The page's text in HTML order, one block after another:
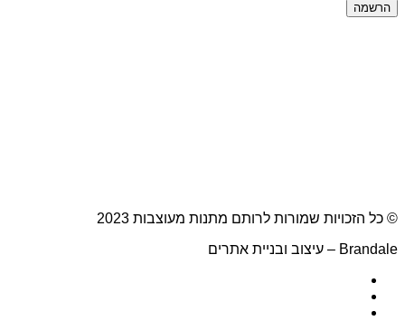
הרשמה
© כל הזכויות שמורות לרותם מתנות מעוצבות 2023
Brandale – עיצוב ובניית אתרים